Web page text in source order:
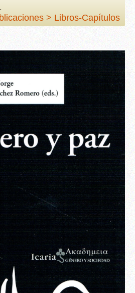
> Libros-Capítulos